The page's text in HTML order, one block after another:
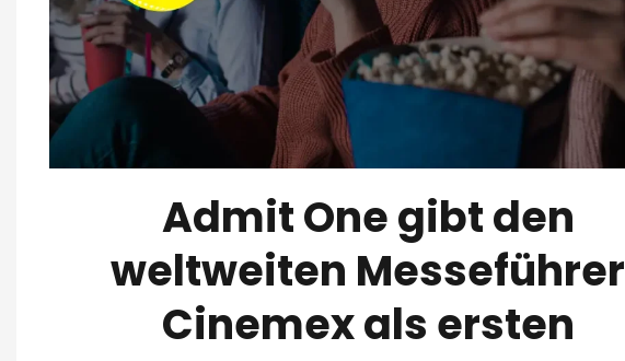
Admit One gibt den
weltweiten Messeführer
Cinemex als ersten